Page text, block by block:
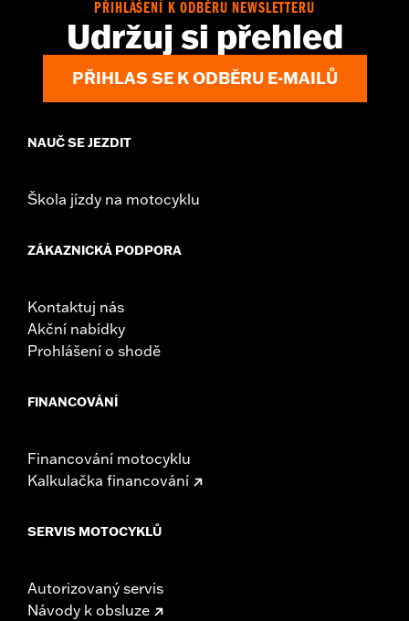
PŘIHLÁŠENÍ K ODBĚRU NEWSLETTERU
Udržuj si přehled
PŘIHLAS SE K ODBĚRU E-MAILŮ
NAUČ SE JEZDIT
Škola jízdy na motocyklu
ZÁKAZNICKÁ PODPORA
Kontaktuj nás
Akční nabídky
Prohlášení o shodě
FINANCOVÁNÍ
Financování motocyklu
Kalkulačka financování
SERVIS MOTOCYKLŮ
Autorizovaný servis
Návody k obsluze